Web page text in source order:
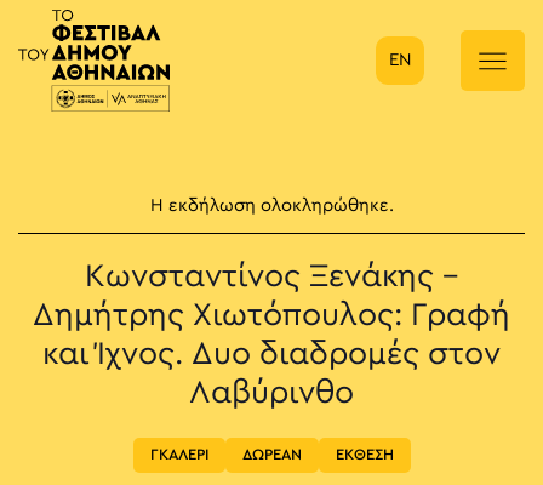
Κύρια πλοήγηση
EN
Η εκδήλωση ολοκληρώθηκε.
Κωνσταντίνος Ξενάκης –
Δημήτρης Χιωτόπουλος: Γραφή
και Ίχνος. Δυο διαδρομές στον
Λαβύρινθο
ΓΚΑΛΕΡΙ ΔΩΡΕΑΝ ΕΚΘΕΣΗ